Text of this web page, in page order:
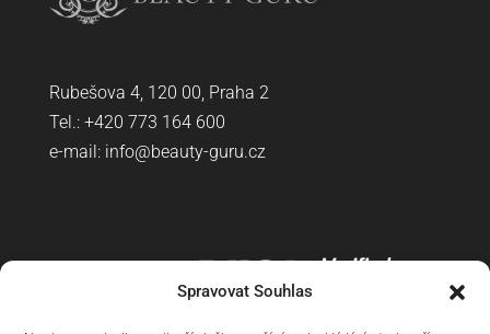
Spravovat Souhlas
Rubešova 4, 120 00, Praha 2
Tel.: +420 773 164 600
e-mail: info@beauty-guru.cz